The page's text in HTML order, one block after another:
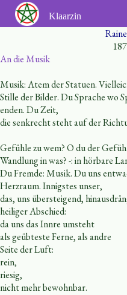
naar
de
Klaarzin
An die Musik
Musik: Atem der Statuen.
Stille der Bilder. Du Sprache wo
enden. Du Zeit,
die senkrecht steht auf der
Gefühle zu wem? O du der
Wandlung in was? -: in hörbare
Du Fremde: Musik. Du uns
Herzraum. Innigstes unser,
das, uns übersteigend,
heiliger Abschied:
da uns das Innre umsteht
als geübteste Ferne, als andre
Seite der Luft:
rein,
riesig,
nicht mehr bewohnbar.